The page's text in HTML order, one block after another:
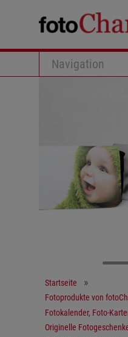
Navigation
Startseite
Fotoprodukte von
Fotokalender, Foto-
Originelle